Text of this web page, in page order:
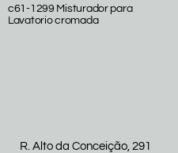
c61-1299 Misturador para
Lavatorio cromada
R. Alto da Conceição, 291